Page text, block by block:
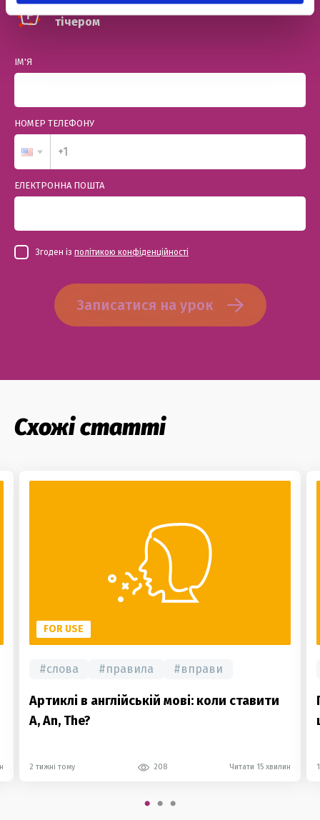
Познайомимо з твоїм майбутнім френд-
тічером
ІМ'Я
НОМЕР ТЕЛЕФОНУ
ЕЛЕКТРОННА ПОШТА
Згоден із політикою конфіденційності
Записатися на урок
Схожі статті
FOR USE
#слова #правила #вправи
Артиклі в англійській мові: коли ставити
A, An, The?
2 тижні тому 208 Читати 15 хвилин